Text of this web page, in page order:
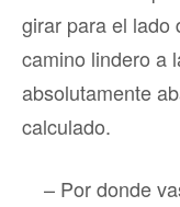
girar para el lado
camino lindero a
absolutamente
calculado.
– Por donde